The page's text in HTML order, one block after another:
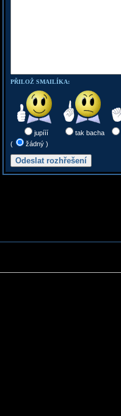
PŘILOŽ SMAILÍKA:
jupííí tak bacha
(
žádný )